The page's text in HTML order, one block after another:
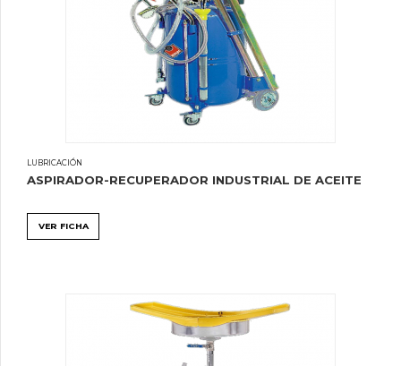
LUBRICACIÓN
ASPIRADOR-RECUPERADOR INDUSTRIAL DE ACEITE
VER FICHA